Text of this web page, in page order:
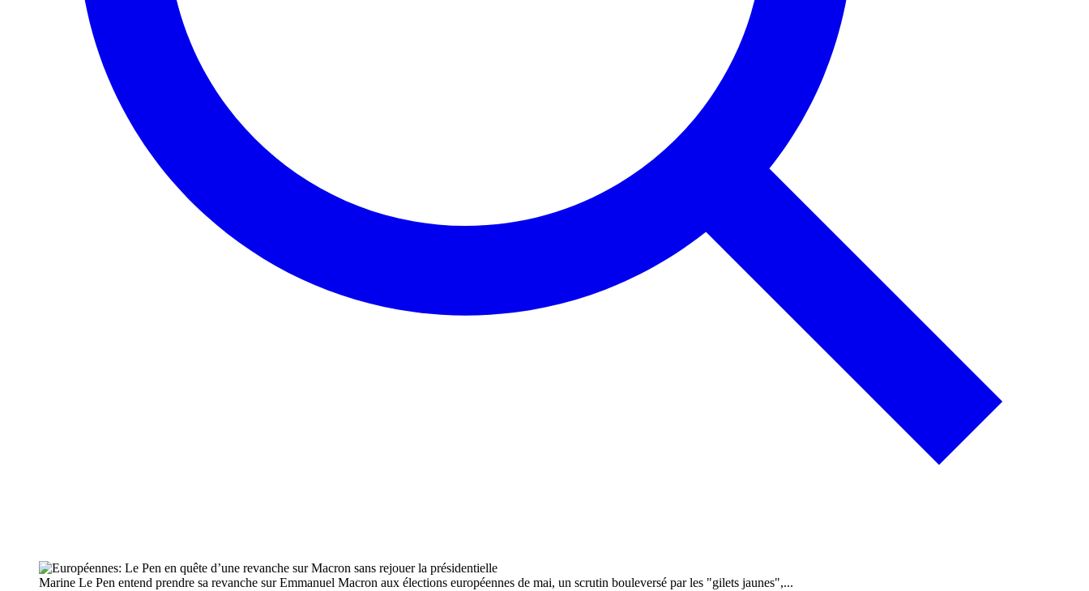
Marine Le Pen entend prendre sa revanche sur Emmanuel Macron aux élections européennes de mai, un scrutin bouleversé par les "gilets jaunes",...